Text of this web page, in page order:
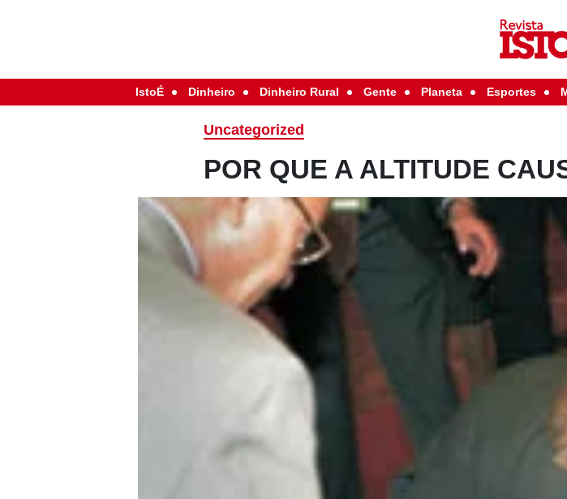
IstoÉ Dinheiro Dinheiro Rural Gente Planeta Esportes
Uncategorized
POR QUE A ALTITUDE